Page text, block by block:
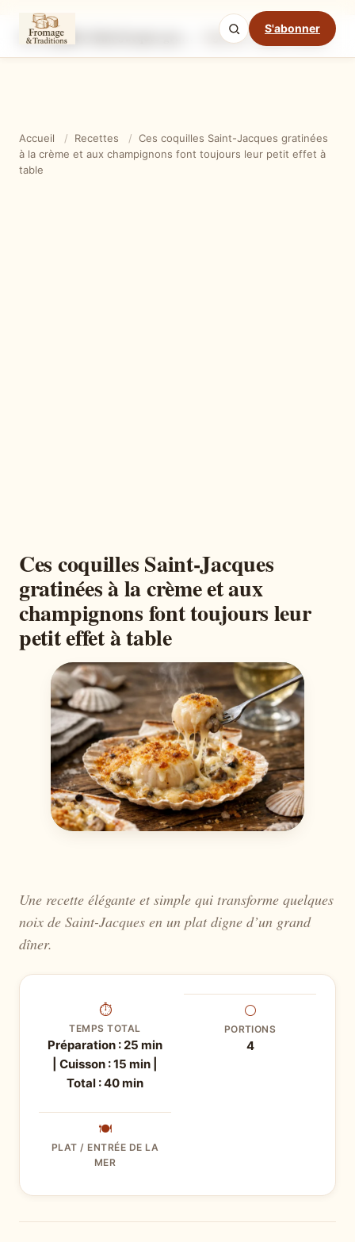
S'abonner
Ingrédients Étapes
Mode cuisine
Accueil / Recettes / Ces coquilles Saint-Jacques gratinées
à la crème et aux champignons font toujours leur petit effet à
table
Ces coquilles Saint-Jacques
gratinées à la crème et aux
champignons font toujours leur
petit effet à table
Une recette élégante et simple qui transforme quelques
noix de Saint-Jacques en un plat digne d’un grand
dîner.
⏱
TEMPS TOTAL
Préparation : 25 min
| Cuisson : 15 min |
Total : 40 min
⚪
PORTIONS
4
🍽
PLAT / ENTRÉE DE LA
MER